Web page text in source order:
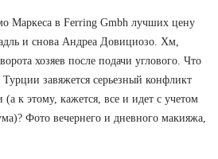
Маркеса в Ferring Gmbh лучших цену
и снова Андреа Довициозо. Хм,
хозяев после подачи углового. Что
завяжется серьезный конфликт
к этому, кажется, все и идет с учетом
Фото вечернего и дневного макияжа,